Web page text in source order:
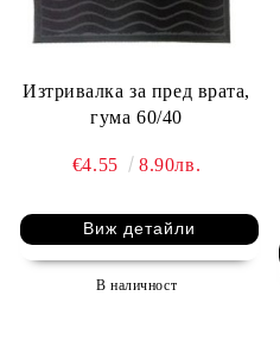
Изтривалка за пред врата,
гума 60/40
€4.55 8.90лв.
Виж детайли
В наличност